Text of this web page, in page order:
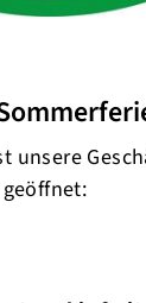
unsere
geöffnet: